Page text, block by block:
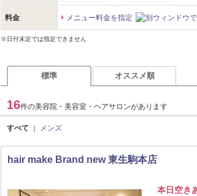
料金 メニュー料金を指定
※日付未定では指定できません
標準 オススメ順
16件の美容院・美容室・ヘアサロンがあります
すべて メンズ
hair make Brand new 東生駒本店
本日空き